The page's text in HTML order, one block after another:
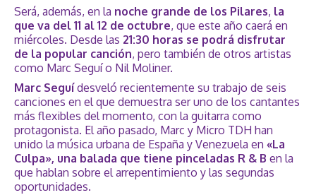
Será, además, en la noche grande de los Pilares, la
que va del 11 al 12 de octubre, que este año caerá en
miércoles. Desde las 21:30 horas se podrá disfrutar
de la popular canción, pero también de otros artistas
como Marc Seguí o Nil Moliner.
Marc Seguídesveló recientemente su trabajo de seis
canciones en el que demuestra ser uno de los cantantes
más flexibles del momento, con la guitarra como
protagonista. El año pasado, Marc y Micro TDH han
unido la música urbana de España y Venezuela en «La
Culpa», una balada que tiene pinceladas R & B en la
que hablan sobre el arrepentimiento y las segundas
oportunidades.